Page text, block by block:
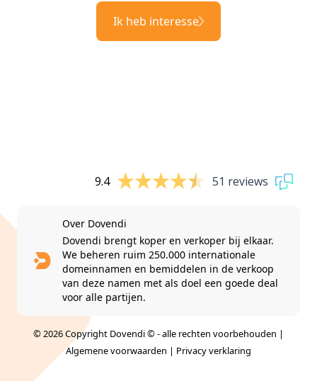
Ik heb interesse
9.4 51 reviews
Over Dovendi
Dovendi brengt koper en verkoper bij elkaar.
We beheren ruim 250.000 internationale
domeinnamen en bemiddelen in de verkoop
van deze namen met als doel een goede deal
voor alle partijen.
© 2026 Copyright Dovendi © - alle rechten voorbehouden |
Algemene voorwaarden | Privacy verklaring